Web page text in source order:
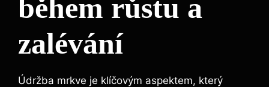
během růstu a
zalévání
Údržba mrkve je klíčovým aspektem, který